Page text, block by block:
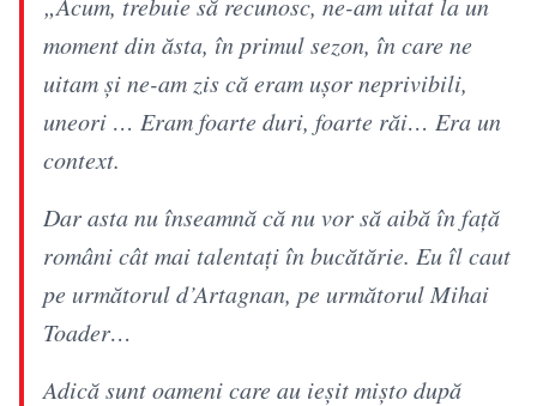
moment din ăsta, în primul sezon, în care ne
uitam și ne-am zis că eram ușor neprivibili,
uneori … Eram foarte duri, foarte răi… Era un
context.
Dar asta nu înseamnă că nu vor să aibă în față
români cât mai talentați în bucătărie. Eu îl caut
pe următorul d’Artagnan, pe următorul Mihai
Toader…
Adică sunt oameni care au ieșit mișto după